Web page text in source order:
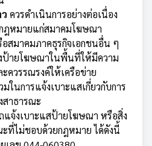
ควรดำเนินการอย่างต่อเนื่อง
ฎหมายแก่สมาคมโฆษณา
สมาคมภาคธุรกิจเอกชนอื่น ๆ
ป้ายโฆษณาในพื้นที่ให้มีความ
ควรรณรงค์ให้เครือข่าย
ในการแจ้งเบาะแสเกี่ยวกับการ
าธารณะ
แจ้งเบาะแสป้ายโฆษณา หรือสิ่ง
ที่ไม่ชอบด้วยกฎหมาย ได้ดังนี้